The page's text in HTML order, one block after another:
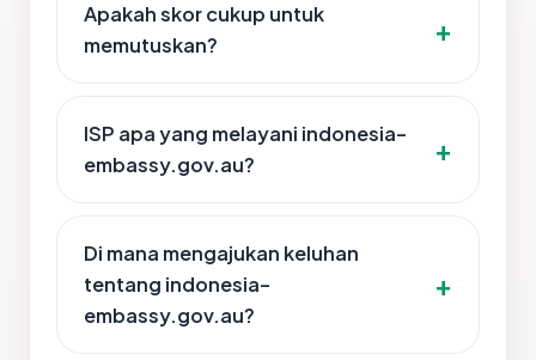
Apakah skor cukup untuk
memutuskan?
ISP apa yang melayani indonesia-
embassy.gov.au?
Di mana mengajukan keluhan
tentang indonesia-
embassy.gov.au?